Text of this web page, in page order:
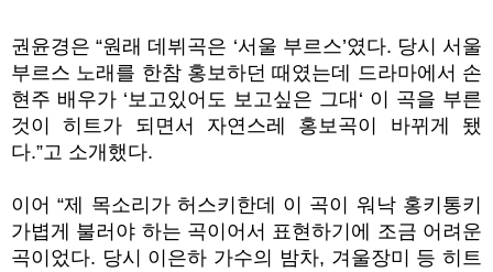
권윤경은 “원래 데뷔곡은 ‘서울 부르스’였다. 당시 서울
부르스 노래를 한참 홍보하던 때였는데 드라마에서 손
현주 배우가 ‘보고있어도 보고싶은 그대‘ 이 곡을 부른
것이 히트가 되면서 자연스레 홍보곡이 바뀌게 됐
다.”고 소개했다.
이어 “제 목소리가 허스키한데 이 곡이 워낙 홍키통키
가볍게 불러야 하는 곡이어서 표현하기에 조금 어려운
곡이었다. 당시 이은하 가수의 밤차, 겨울장미 등 히트